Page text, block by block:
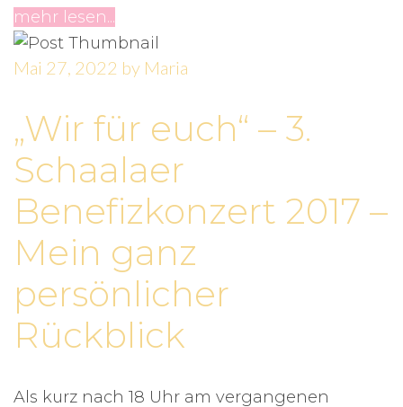
mehr lesen...
Mai 27, 2022 by Maria
„Wir für euch“ – 3.
Schaalaer
Benefizkonzert 2017 –
Mein ganz
persönlicher
Rückblick
Als kurz nach 18 Uhr am vergangenen